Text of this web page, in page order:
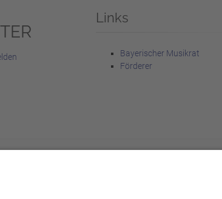
Links
Bayerischer Musikrat
Förderer